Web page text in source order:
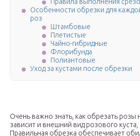
Особенности обрезки для
роз
Штамбовые
Плетистые
Чайно-гибридные
Флорибунда
Полиантовые
Уход за кустами после обрезки
Очень важно знать, как обрезать розы
зависит и внешний вид розового
Правильная обрезка обеспечивает